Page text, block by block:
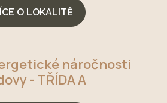
O LOKALITĚ
náročnosti
- TŘÍDA A